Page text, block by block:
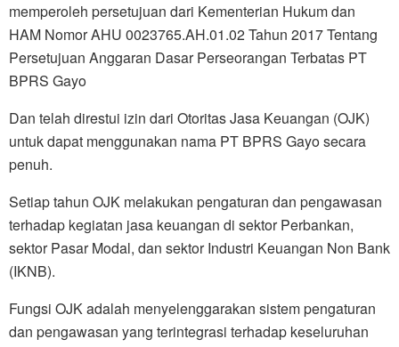
memperoleh persetujuan dari Kementerian Hukum dan
HAM Nomor AHU 0023765.AH.01.02 Tahun 2017 Tentang
Persetujuan Anggaran Dasar Perseorangan Terbatas PT
BPRS Gayo
Dan telah direstui izin dari Otoritas Jasa Keuangan (OJK)
untuk dapat menggunakan nama PT BPRS Gayo secara
penuh.
Setiap tahun OJK melakukan pengaturan dan pengawasan
terhadap kegiatan jasa keuangan di sektor Perbankan,
sektor Pasar Modal, dan sektor Industri Keuangan Non Bank
(IKNB).
Fungsi OJK adalah menyelenggarakan sistem pengaturan
dan pengawasan yang terintegrasi terhadap keseluruhan